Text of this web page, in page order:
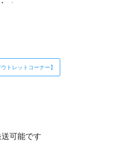
ウトレットコーナー】
可能です